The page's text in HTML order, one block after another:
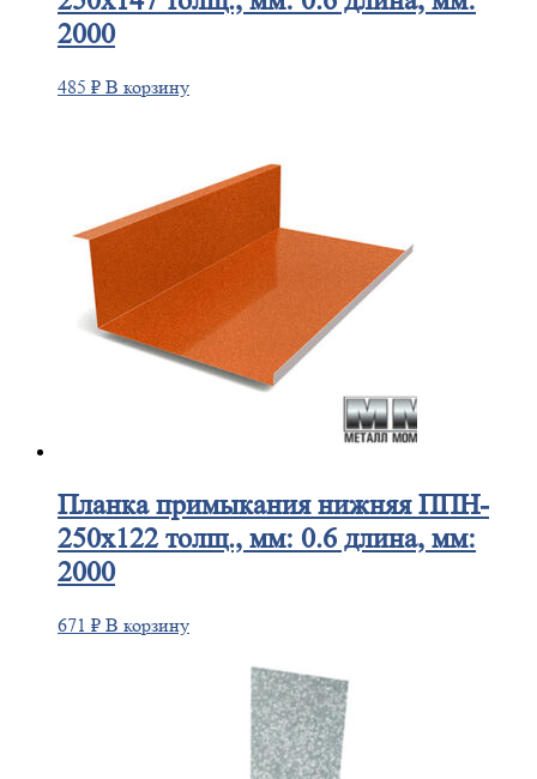
2000
485 ₽ В корзину
Планкапримыкания нижняя ППН-
250х122 толщ., мм: 0.6 длина, мм:
2000
671 ₽ В корзину